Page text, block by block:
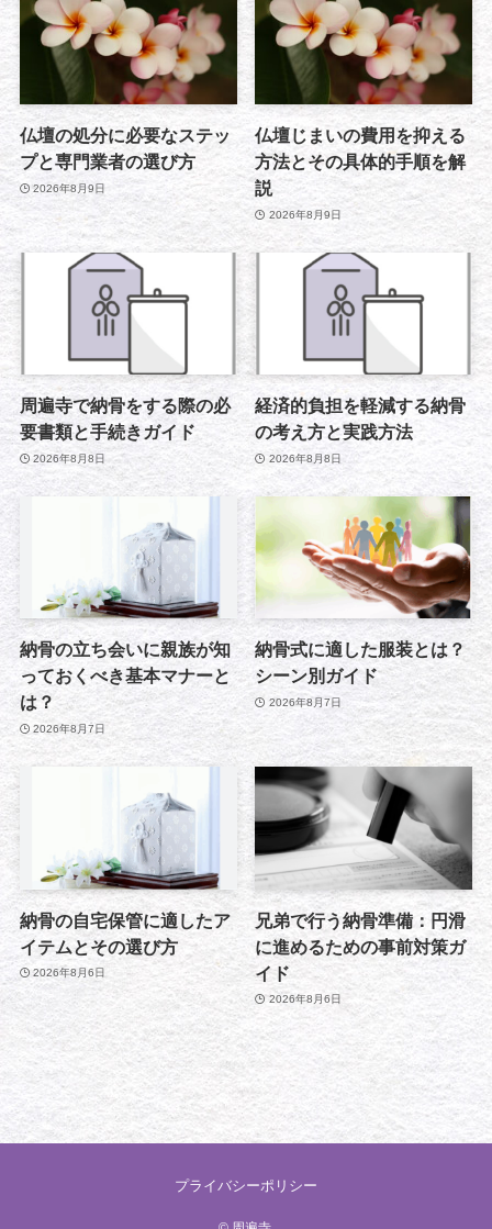
仏壇の処分に必要なステッ
プと専門業者の選び方
2026年8月9日
仏壇じまいの費用を抑える
方法とその具体的手順を解
説
2026年8月9日
周遍寺で納骨をする際の必
要書類と手続きガイド
2026年8月8日
経済的負担を軽減する納骨
の考え方と実践方法
2026年8月8日
納骨の立ち会いに親族が知
っておくべき基本マナーと
は？
2026年8月7日
納骨式に適した服装とは？
シーン別ガイド
2026年8月7日
納骨の自宅保管に適したア
イテムとその選び方
2026年8月6日
兄弟で行う納骨準備：円滑
に進めるための事前対策ガ
イド
2026年8月6日
プライバシーポリシー